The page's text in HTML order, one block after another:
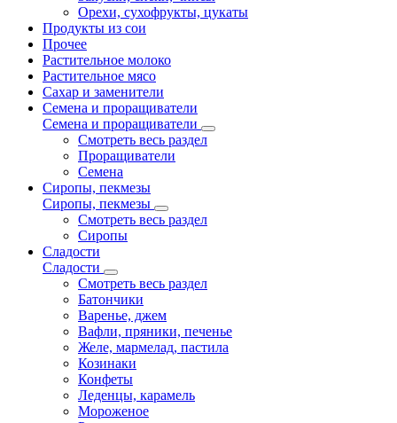
Орехи, сухофрукты, цукаты
Продукты из сои
Прочее
Растительное молоко
Растительное мясо
Сахар и заменители
Семена и проращиватели
Семена и проращиватели
Смотреть весь раздел
Проращиватели
Семена
Сиропы, пекмезы
Сиропы, пекмезы
Смотреть весь раздел
Сиропы
Сладости
Сладости
Смотреть весь раздел
Батончики
Варенье, джем
Вафли, пряники, печенье
Желе, мармелад, пастила
Козинаки
Конфеты
Леденцы, карамель
Мороженое